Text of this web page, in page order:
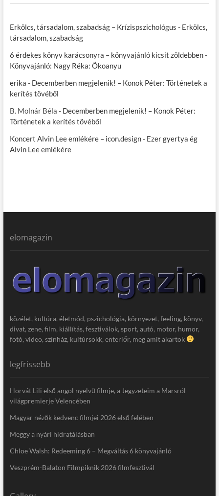
Erkölcs, társadalom, szabadság – Krízispszichológus - Erkölcs,
társadalom, szabadság
6 érdekes könyv karácsonyra – könyvajánló kicsit zöldebben-
Könyvajánló: Nagy Réka: Ökoanyu
erika - Decemberben megjelenik! – Konok Péter: Történetek a
kerítés tövéből
B. Molnár Béla - Decemberben megjelenik! – Konok Péter:
Történetek a kerítés tövéből
Koncert Alvin Lee emlékére – icon.design- Ezer gyertya ég
Alvin Lee emlékére
elomagazin
közélet, kultúra, életmód, pszichológia, környezet, feeling, könyv,
divat, zene, film, kiállítás, fesztiválok, sport, autó, motor, humor,
fotó, video, színház, kultúrsokk, enteriőr, meg amit akartok
legfrissebb
Horvát Lili első angol nyelvű filmje, a Jegyzeteim a Marsról
világpremierje Velencében
Magyar nézők kedvenc filmjei 2026 első felében
Meggy a nyári hidratálásban
Chloe Walsh: Redeeming 6 – Megváltás 6 könyvajánló
Veszprém-Balaton Filmpiknik 2026 filmfesztivál